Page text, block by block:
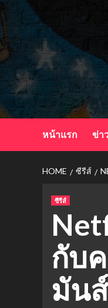
to
content
หน้าแรก ข่า
HOME ซีรีส์
ซีรีส์
กับ
มัน